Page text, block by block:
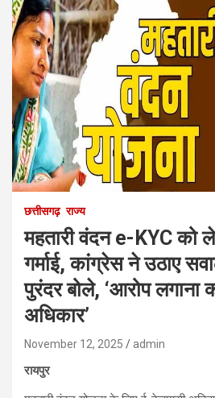
छत्तीसगढ़ राज्य
महतारी वंदन e-KYC को
गर्माई, कांग्रेस ने उठाए
पुरंदर बोले, ‘आरोप लगाना
अधिकार’
November 12, 2025 admin
रायपुर